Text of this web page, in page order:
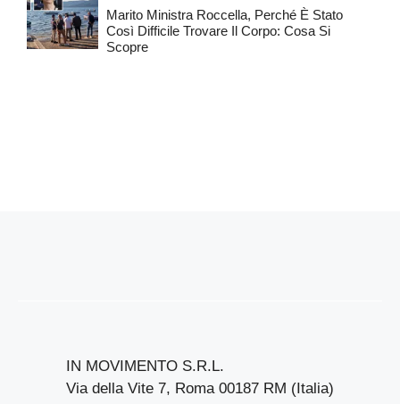
Marito Ministra Roccella, Perché È Stato
Così Difficile Trovare Il Corpo: Cosa Si
Scopre
IN MOVIMENTO S.R.L.
Via della Vite 7, Roma 00187 RM (Italia)